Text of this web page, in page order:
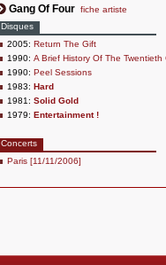
Gang Of Four fiche artiste
Disques
2005: Return The Gift
1990: A Brief History Of The Twentieth
1990: Peel Sessions
1983: Hard
1981: Solid Gold
1979: Entertainment !
Concerts
Paris [11/11/2006]